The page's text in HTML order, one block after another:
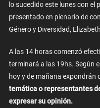
lo sucedido este lunes con el
presentado en plenario de
Género y Diversidad,
A las 14 horas comenzó
terminará a las 19hs. Según
hoy y de mañana expondrán
temática o representantes
expresar su opinión.